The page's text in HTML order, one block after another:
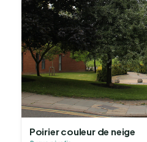
Poirier couleur de neige